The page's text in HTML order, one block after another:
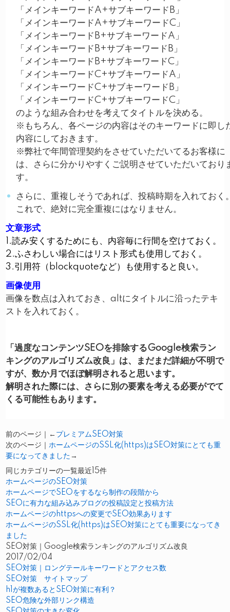
「メインキーワードA+サブキーワードB」
「メインキーワードA+サブキーワードC」
「メインキーワードB+サブキーワードA」
「メインキーワードB+サブキーワードB」
「メインキーワードB+サブキーワードC」
「メインキーワードC+サブキーワードA」
「メインキーワードC+サブキーワードB」
「メインキーワードC+サブキーワードC」
のような組み合わせを考えてタイトルを決める。
※もちろん、各ページの内容はそのキーワードに即し
内容にしておきます。
※弊社で年間管理契約をさせていただいてるお客様に
は、さらに分かりやすくご説明させていただいており
す。
さらに、重複しそうであれば、投稿時期を入れておく
これで、絶対に完全重複にはなりません。
文章形式
1.読み安くするためにも、内容毎に行間を空けておく。
2.ふさわしい場合にはリスト形式も使用しておく。
3.引用符（blockquoteなど）も使用すると良い。
画像使用
画像を数点は入れておき、altにタイトルに沿ったテキ
ストを入れておく。
「過度なコンテンツSEOを排除するGoogle検索ラン
キングのアルゴリズム改良」は、まだまだ詳細が不明で
すが、数か月でほぼ解明されると思います。
解明された際には、さらに別の要素を考える必要がでて
くる可能性もあります。
前のページ｜←プレミアムSEO対策
次のページ｜ホームページのSSL化(https)はSEO対策にとても重
要になってきました→
同じカテゴリーの一覧最近15件
ホームページのSEO対策
ホームページでSEOをするなら制作の段階から
SEOに有力な組み込みブログの投稿設定と投稿方法
ホームページのhttpsへの変更でSEO効果あります
ホームページのSSL化(https)はSEO対策にとても重要になってき
ました
SEO対策｜Google検索ランキングのアルゴリズム改良
2017/02/04
SEO対策｜ロングテールキーワードとアクセス数
SEO対策 サイトマップ
h1が複数あるとSEO対策に有利？
SEO危険な外部リンク構造